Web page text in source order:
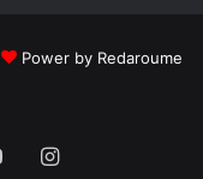
Power by Redaroume
YouTubeInstagram